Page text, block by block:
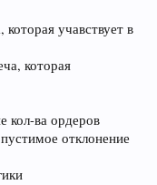
которая учавствует в
которая
кол-ва ордеров
отклонение